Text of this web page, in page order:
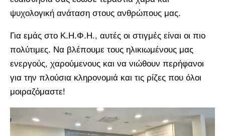
ψυχολογική ανάταση στους ανθρώπους μας.
Για εμάς στο Κ.Η.Φ.Η., αυτές οι στιγμές είναι οι πιο
πολύτιμες. Να βλέπουμε τους ηλικιωμένους μας
ενεργούς, χαρούμενους και να νιώθουν περήφανοι
για την πλούσια κληρονομιά και τις ρίζες που όλοι
μοιραζόμαστε!